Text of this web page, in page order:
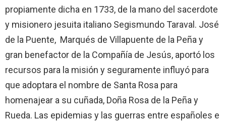
propiamente dicha en 1733, de la mano del sacerdote
y misionero jesuita italiano Segismundo Taraval. José
de la Puente, Marqués de Villapuente de la Peña y
gran benefactor de la Compañía de Jesús, aportó los
recursos para la misión y seguramente influyó para
que adoptara el nombre de Santa Rosa para
homenajear a su cuñada, Doña Rosa de la Peña y
Rueda. Las epidemias y las guerras entre españoles e